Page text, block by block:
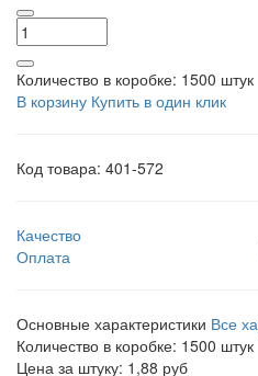
Количество в коробке: 1500 штук
В корзину Купить в один клик
Код товара: 401-572
Качество
Оплата
Основные характеристики Все
Количество в коробке: 1500 штук
Цена за штуку: 1,88 руб